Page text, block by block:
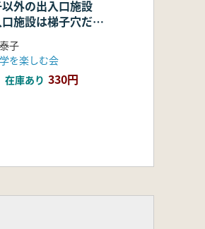
外の出入口施設
施設は梯子穴だけ
い
子
を楽しむ会
在庫あり 330円